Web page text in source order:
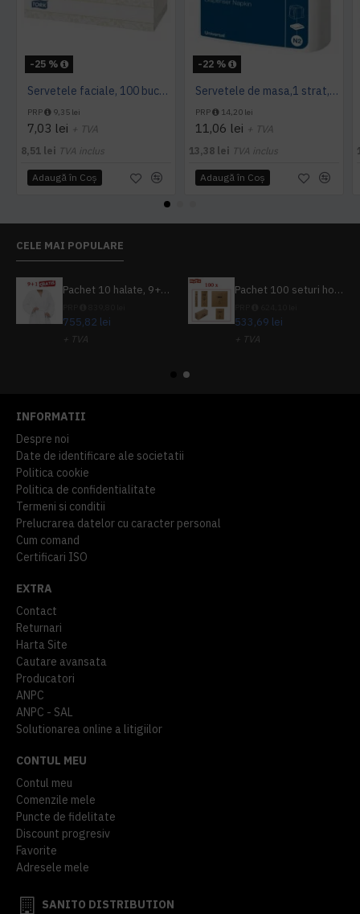
-25 %
Servetele faciale, 100 bucati / pachet, Tork
PRP 9,35 lei
7,03 lei + TVA
8,51 lei TVA inclus
Adaugă în Coş
-22 %
Servetele de masa,1 strat, Tork, 300 buc/pachet
PRP 14,20 lei
11,06 lei + TVA
13,38 lei TVA inclus
Adaugă în Coş
CELE MAI POPULARE
Pachet 10 halate, 9+1 gratuit
755,82 lei
+ TVA
Pachet 100 seturi hoteliere, set dentar, set barbierit, casca de dus, pila unghii, set cusut
533,69 lei
+ TVA
INFORMATII
Despre noi
Date de identificare ale societatii
Politica cookie
Politica de confidentialitate
Termeni si conditii
Prelucrarea datelor cu caracter personal
Cum comand
Certificari ISO
EXTRA
Contact
Returnari
Harta Site
Cautare avansata
Producatori
ANPC
ANPC - SAL
Solutionarea online a litigiilor
CONTUL MEU
Contul meu
Comenzile mele
Puncte de fidelitate
Discount progresiv
Favorite
Adresele mele
SANITO DISTRIBUTION